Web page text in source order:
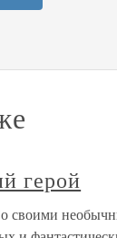
герой
своими